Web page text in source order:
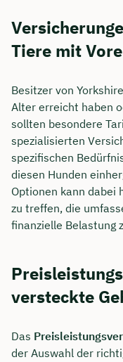
Tiere mit
Besitzer von
Alter erreicht haben
sollten besondere
spezialisierten
spezifischen
diesen Hunden
Optionen kann dabei
zu treffen, die
finanzielle Belastung
versteckte
Das
der Auswahl der